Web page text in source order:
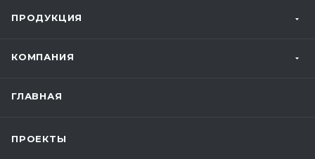
ПРОДУКЦИЯ
КОМПАНИЯ
ГЛАВНАЯ
ПРОЕКТЫ